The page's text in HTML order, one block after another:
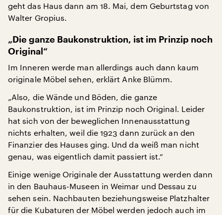
geht das Haus dann am 18. Mai, dem Geburtstag von
Walter Gropius.
„Die ganze Baukonstruktion, ist im Prinzip noch
Original“
Im Inneren werde man allerdings auch dann kaum
originale Möbel sehen, erklärt Anke Blümm.
„Also, die Wände und Böden, die ganze
Baukonstruktion, ist im Prinzip noch Original. Leider
hat sich von der beweglichen Innenausstattung
nichts erhalten, weil die 1923 dann zurück an den
Finanzier des Hauses ging. Und da weiß man nicht
genau, was eigentlich damit passiert ist.“
Einige wenige Originale der Ausstattung werden dann
in den Bauhaus-Museen in Weimar und Dessau zu
sehen sein. Nachbauten beziehungsweise Platzhalter
für die Kubaturen der Möbel werden jedoch auch im